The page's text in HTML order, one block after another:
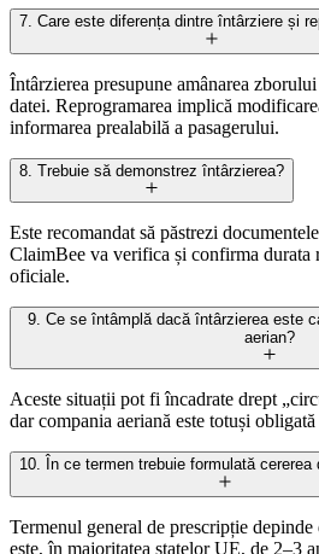
7. Care este diferența dintre întârziere și
Întârzierea presupune amânarea
datei. Reprogramarea implică
informarea prealabilă a pasagerului.
8. Trebuie să demonstrez întârzierea?
Este recomandat să păstrezi
ClaimBee va verifica și confirma durata
oficiale.
9. Ce se întâmplă dacă întârzierea este
aerian?
Aceste situații pot fi încadrate drept
dar compania aeriană este totuși
10. În ce termen trebuie formulată cererea
Termenul general de prescripție
este, în majoritatea statelor UE, de 2–3